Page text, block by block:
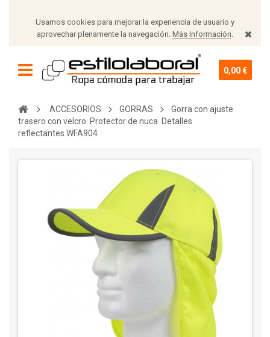
Usamos cookies para mejorar la experiencia de usuario y
aprovechar plenamente la navegación. Más Información.
0,00 €
ACCESORIOS GORRAS
Gorra con ajuste
trasero con velcro. Protector de nuca. Detalles
reflectantes.WFA904